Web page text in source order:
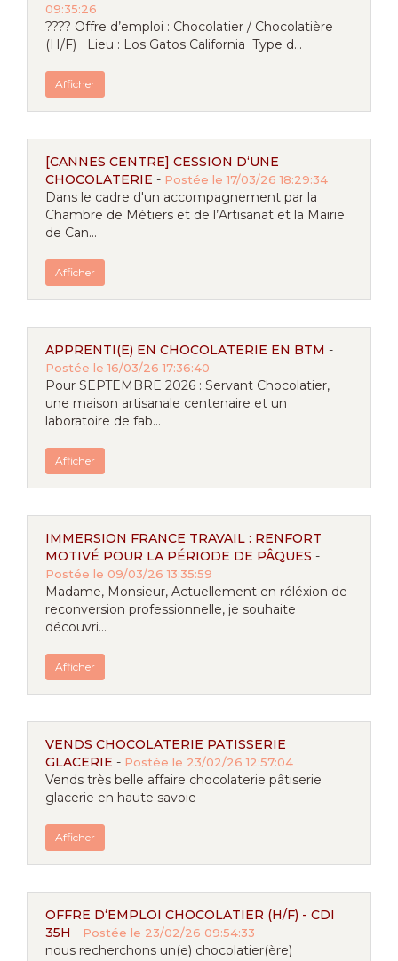
09:35:26
???? Offre d’emploi : Chocolatier / Chocolatière
(H/F) Lieu : Los Gatos California Type d...
Afficher
[CANNES CENTRE] CESSION D‘UNE
CHOCOLATERIE - Postée le 17/03/26 18:29:34
Dans le cadre d'un accompagnement par la
Chambre de Métiers et de l’Artisanat et la Mairie
de Can...
Afficher
APPRENTI(E) EN CHOCOLATERIE EN BTM -
Postée le 16/03/26 17:36:40
Pour SEPTEMBRE 2026 : Servant Chocolatier,
une maison artisanale centenaire et un
laboratoire de fab...
Afficher
IMMERSION FRANCE TRAVAIL : RENFORT
MOTIVÉ POUR LA PÉRIODE DE PÂQUES -
Postée le 09/03/26 13:35:59
Madame, Monsieur, Actuellement en réléxion de
reconversion professionnelle, je souhaite
découvri...
Afficher
VENDS CHOCOLATERIE PATISSERIE
GLACERIE - Postée le 23/02/26 12:57:04
Vends très belle affaire chocolaterie pâtiserie
glacerie en haute savoie
Afficher
OFFRE D‘EMPLOI CHOCOLATIER (H/F) - CDI
35H - Postée le 23/02/26 09:54:33
nous recherchons un(e) chocolatier(ère)